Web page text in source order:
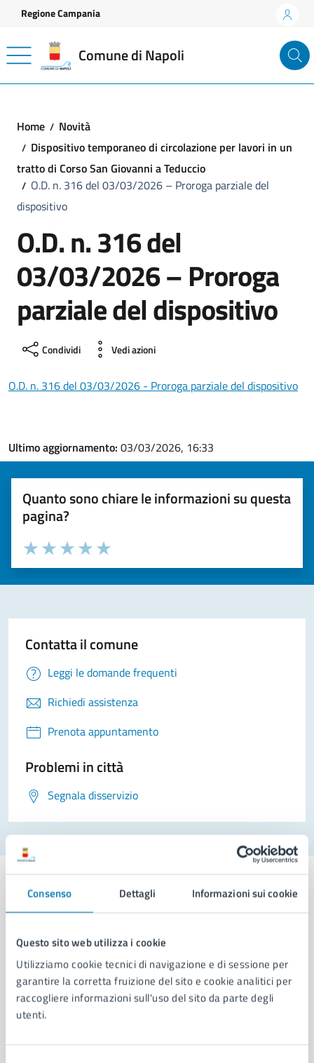
Consenso Dettagli Informazioni sui cookie
Questo sito web utilizza i cookie
Utilizziamo cookie tecnici di navigazione e di sessione per
garantire la corretta fruizione del sito e cookie analitici per
raccogliere informazioni sull'uso del sito da parte degli
utenti.
Vai ai contenuti
Vai al footer
Regione Campania
Comune di Napoli
Home
Novità
Dispositivo temporaneo di circolazione per lavori in un
tratto di Corso San Giovanni a Teduccio
O.D. n. 316 del 03/03/2026 – Proroga parziale del
dispositivo
O.D. n. 316 del
03/03/2026 – Proroga
parziale del dispositivo
Condividi Vedi azioni
O.D. n. 316 del 03/03/2026 - Proroga parziale del dispositivo
Ultimo aggiornamento: 03/03/2026, 16:33
Quanto sono chiare le informazioni su questa
pagina?
Valuta la chiarezza delle informazioni (da 1 a 5 stelle)
Seleziona il numero di stelle per valutare la chiarezza delle
Valuta 5 stelle su 5
Valuta 4 stelle su 5
Valuta 3 stelle su 5
Valuta 2 stelle su 5
Valuta 1 stelle su 5
Contatta il comune
Leggi le domande frequenti
Richiedi assistenza
Prenota appuntamento
Problemi in città
Segnala disservizio
AMMINISTRAZIONE
Aree amministrative
Organi di governo